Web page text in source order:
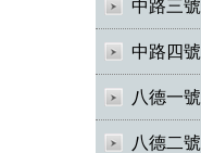
中路三號
中路四號
八德一號
八德二號